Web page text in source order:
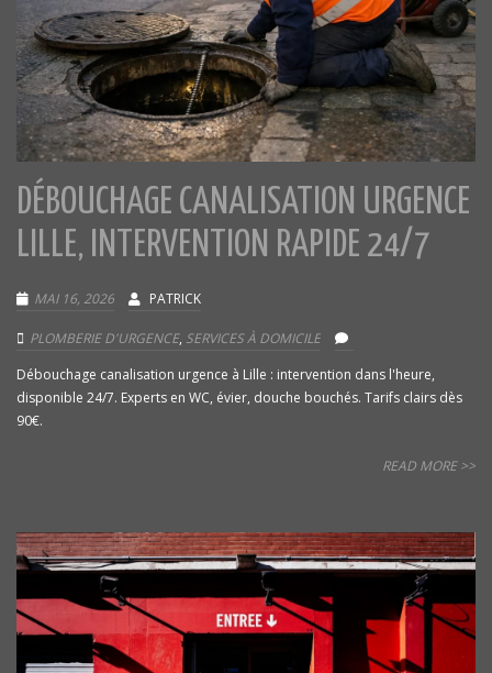
DÉBOUCHAGE CANALISATION URGENCE
LILLE, INTERVENTION RAPIDE 24/7
MAI 16, 2026 PATRICK
PLOMBERIE D'URGENCE, SERVICES À DOMICILE
Débouchage canalisation urgence à Lille : intervention dans l'heure,
disponible 24/7. Experts en WC, évier, douche bouchés. Tarifs clairs dès
90€.
READ MORE >>